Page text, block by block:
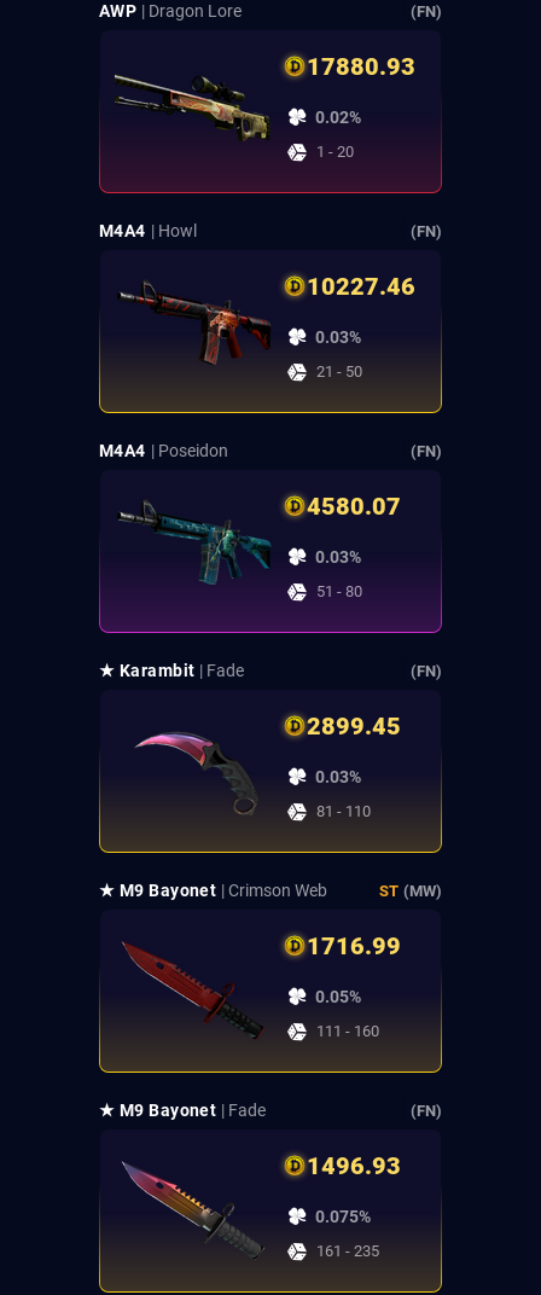
AWP | Dragon Lore (FN)
17880.93
0.02%
1 - 20
M4A4 | Howl (FN)
10227.46
0.03%
21 - 50
M4A4 | Poseidon (FN)
4580.07
0.03%
51 - 80
★ Karambit | Fade (FN)
2899.45
0.03%
81 - 110
★ M9 Bayonet | Crimson Web ST (MW)
1716.99
0.05%
111 - 160
★ M9 Bayonet | Fade (FN)
1496.93
0.075%
161 - 235